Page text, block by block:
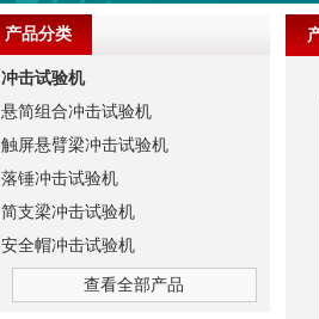
产品分类
冲击试验机
悬简组合冲击试验机
触屏悬臂梁冲击试验机
落锤冲击试验机
简支梁冲击试验机
安全帽冲击试验机
查看全部产品